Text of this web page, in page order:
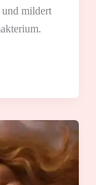
mildert